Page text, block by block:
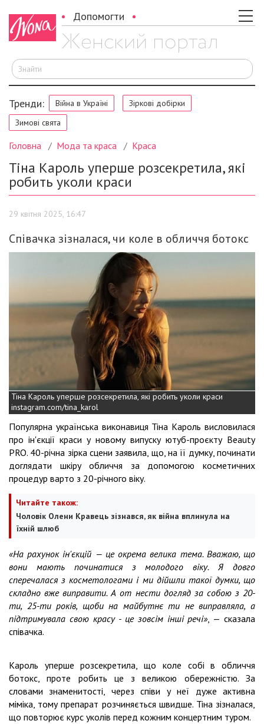
Допомогти
Тренди: Війна в Україні
Зіркові добірки
Зимові свята
Головна Мода та краса Краса
Тіна Кароль уперше розсекретила, які
робить уколи краси
29 квітня 2025, 16:47
Співачка зізналася, чи коле в обличчя ботокс
Тіна Кароль уперше розсекретила, які робить уколи краси
instagram.com/tina_karol
Популярна українська виконавиця Тіна Кароль висловилася
про ін'єкції краси у новому випуску ютуб-проєкту Beauty
PRO. 40-річна зірка сцени заявила, що, на її думку, починати
доглядати шкіру обличчя за допомогою косметичних
процедур варто з 20-річного віку.
Читайте також:
Чоловік Олени Кравець зізнався, як війна вплинула на
їхній шлюб
«На рахунок ін'єкцій — це окрема велика тема. Вважаю, що
вони мають починатися з молодого віку. Я довго
сперечалася з косметологами і ми дійшли такої думки, що
складно вже виправити. А от нести догляд за собою з 20-
ти, 25-ти років, щоби на майбутнє ти не виправляла, а
підтримувала свою красу - це зовсім інші речі», — сказала
співачка.
Кароль уперше розсекретила, що коле собі в обличчя
ботокс, проте робить це з великою обережністю. За
словами знаменитості, через співи у неї дуже активна
міміка, тому препарат розчиняється швидше. Тіна зізналася,
що повторює курс уколів перед кожним концертним туром.